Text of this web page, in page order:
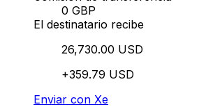
0 GBP
El destinatario recibe
26,730.00 USD
+359.79 USD
Enviar con Xe